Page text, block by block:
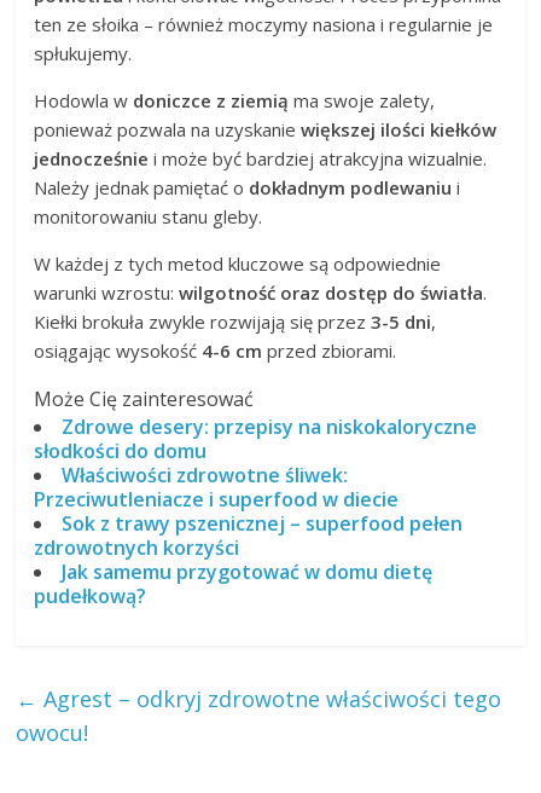
ten ze słoika – również moczymy nasiona i regularnie je
spłukujemy.
Hodowla w doniczce z ziemią ma swoje zalety,
ponieważ pozwala na uzyskaniewiększej ilości kiełków
jednocześnie i może być bardziej atrakcyjna wizualnie.
Należy jednak pamiętać o dokładnym podlewaniu i
monitorowaniu stanu gleby.
W każdej z tych metod kluczowe są odpowiednie
warunki wzrostu:wilgotność oraz dostęp do światła.
Kiełki brokuła zwykle rozwijają się przez3-5 dni,
osiągając wysokość 4-6 cm przed zbiorami.
Może Cię zainteresować
Zdrowe desery: przepisy na niskokaloryczne
słodkości do domu
Właściwości zdrowotne śliwek:
Przeciwutleniacze i superfood w diecie
Sok z trawy pszenicznej – superfood pełen
zdrowotnych korzyści
Jak samemu przygotować w domu dietę
pudełkową?
← Agrest – odkryj zdrowotne właściwości tego
owocu!